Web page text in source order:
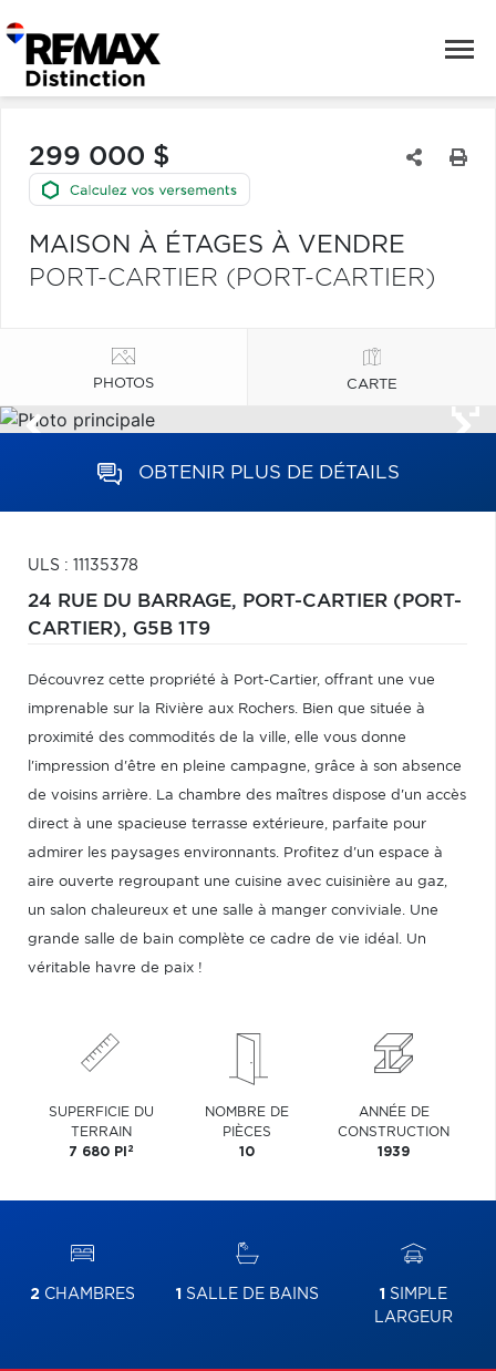
299 000 $
MAISON À ÉTAGES À VENDRE
PORT-CARTIER (PORT-CARTIER)
PHOTOS CARTE
OBTENIR PLUS DE DÉTAILS
ULS : 11135378
24 RUE DU BARRAGE, PORT-CARTIER (PORT-
CARTIER), G5B 1T9
Découvrez cette propriété à Port-Cartier, offrant une vue
imprenable sur la Rivière aux Rochers. Bien que située à
proximité des commodités de la ville, elle vous donne
l'impression d'être en pleine campagne, grâce à son absence
de voisins arrière. La chambre des maîtres dispose d'un accès
direct à une spacieuse terrasse extérieure, parfaite pour
admirer les paysages environnants. Profitez d'un espace à
aire ouverte regroupant une cuisine avec cuisinière au gaz,
un salon chaleureux et une salle à manger conviviale. Une
grande salle de bain complète ce cadre de vie idéal. Un
véritable havre de paix !
SUPERFICIE DU
TERRAIN
7 680 PI 2
NOMBRE DE
PIÈCES
10
ANNÉE DE
CONSTRUCTION
1939
2 CHAMBRES 1 SALLE DE BAINS 1 SIMPLE
LARGEUR